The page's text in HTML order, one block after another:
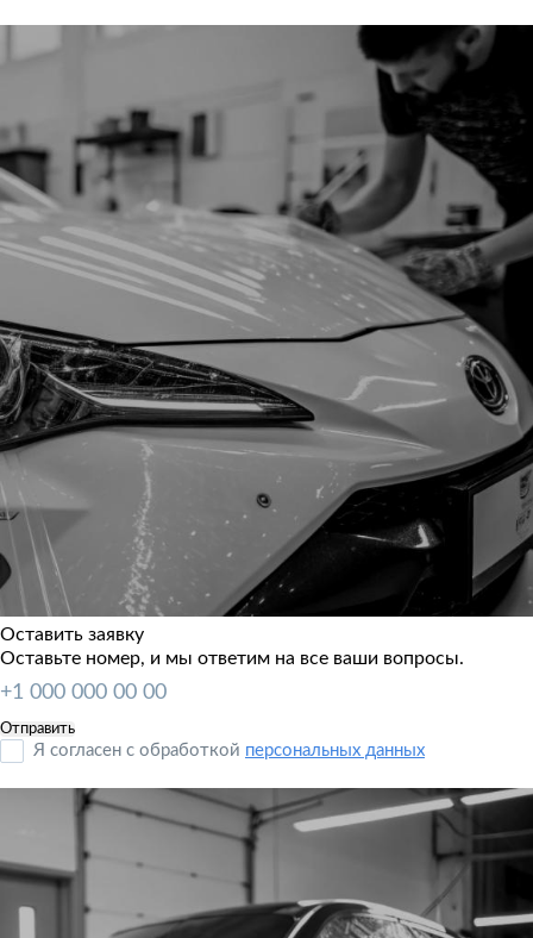
Оставить заявку
Оставьте номер, и мы ответим на все ваши вопросы.
Я согласен с обработкой персональных данных